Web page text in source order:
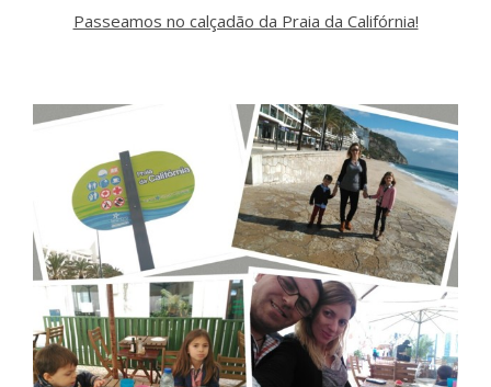
Passeamos no calçadão da Praia da Califórnia!